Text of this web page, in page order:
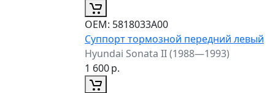
ОЕМ: 5818033A00
Суппорт тормозной передний левый
Hyundai Sonata II (1988—1993)
1 600р.